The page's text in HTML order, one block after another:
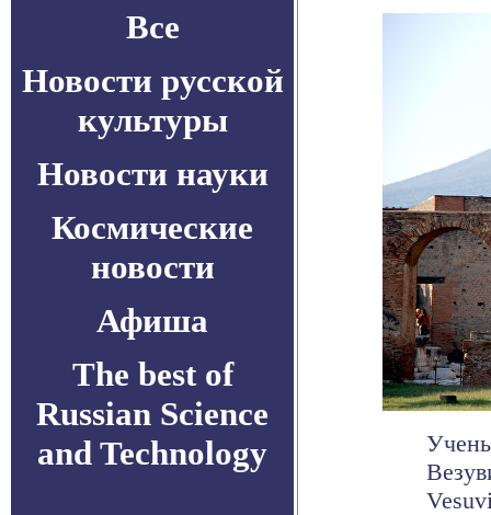
Все
Новости русской
культуры
Новости науки
Космические
новости
Афиша
The best of
Russian Science
and Technology